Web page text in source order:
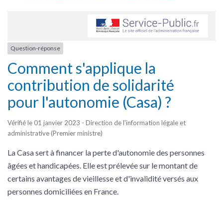
Question-réponse
Comment s'applique la
contribution de solidarité
pour l'autonomie (Casa) ?
Vérifié le 01 janvier 2023 - Direction de l'information légale et
administrative (Premier ministre)
La Casa sert à financer la perte d'autonomie des personnes
âgées et handicapées. Elle est prélevée sur le montant de
certains avantages de vieillesse et d'invalidité versés aux
personnes domiciliées en France.